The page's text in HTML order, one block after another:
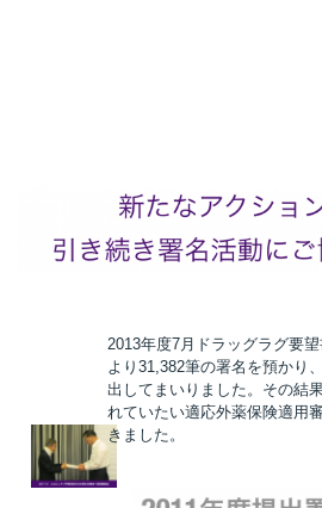
2013年度7月ドラッグラグ要
より31,382筆の署名を預かり
出してまいりました。その結
れていたい適応外薬保険適用
きました。